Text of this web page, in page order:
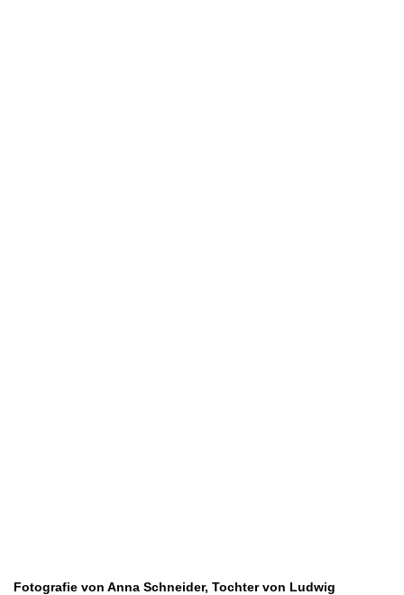
Fotografie von Anna Schneider, Tochter von Ludwig